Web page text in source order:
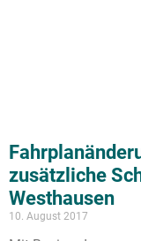
zusätzliche
Westhausen
10. August 2017